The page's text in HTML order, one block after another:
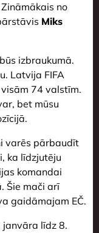
Zināmākais no
Miks
izbraukumā.
Latvija FIFA
74 valstīm.
bet mūsu
varēs pārbaudīt
ka līdzjutēju
komandai
Šie mači arī
gaidāmajam EČ.
janvāra līdz 8.